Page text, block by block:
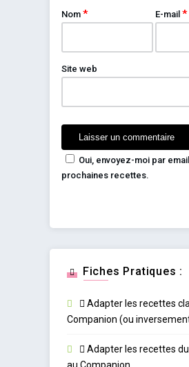
Nom * E-mail*
Site web
Oui, envoyez-moi par
prochaines recettes.
Fiches Pratiques :
Adapter les recettes
Companion (ou
Adapter les recettes